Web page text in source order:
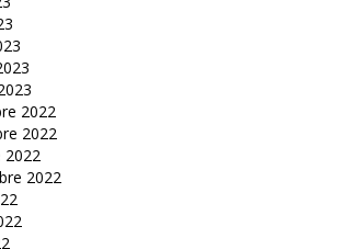
2022
2022
2022
2022